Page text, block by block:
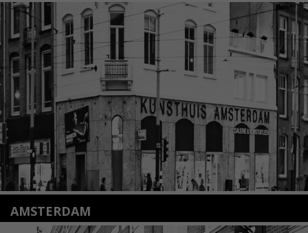
Nieuwstraat 35
2312 KA Leiden
+31(0)71 – 52 84 480
info@kunsthuisleiden.nl
Lees meer
AMSTERDAM